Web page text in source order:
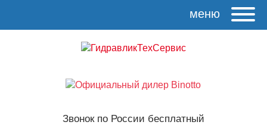
меню
Звонок по России бесплатный